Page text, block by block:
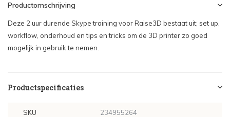
Productomschrijving
Deze 2 uur durende Skype training voor Raise3D bestaat uit; set up,
workflow, onderhoud en tips en tricks om de 3D printer zo goed
mogelijk in gebruik te nemen.
Productspecificaties
SKU 234955264